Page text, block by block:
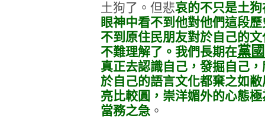
土狗了。但悲哀的不只是土
眼神中看不到他對他們這段
不到原住民朋友對於自己的
不難理解了。我們長期在黨
真正去認識自己，發掘自己
於自己的語言文化都棄之如
亮比較圓，崇洋媚外的心態
當務之急 。